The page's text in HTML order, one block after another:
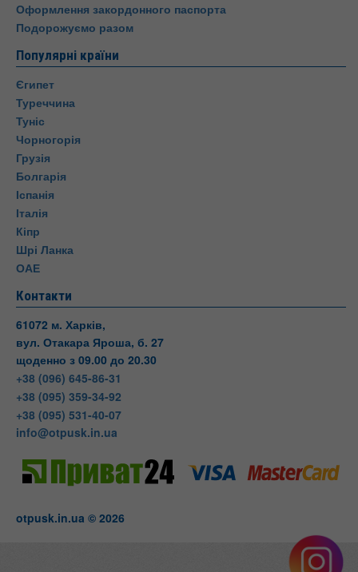
Оформлення закордонного паспорта
Подорожуємо разом
Популярні країни
Єгипет
Туреччина
Туніс
Чорногорія
Грузія
Болгарія
Іспанія
Італія
Кіпр
Шрі Ланка
ОАЕ
Контакти
61072 м. Харків,
вул. Отакара Яроша, б. 27
щоденно з 09.00 до 20.30
+38 (096) 645-86-31
+38 (095) 359-34-92
+38 (095) 531-40-07
info@otpusk.in.ua
otpusk.in.ua © 2026
+38(095) 531-40-